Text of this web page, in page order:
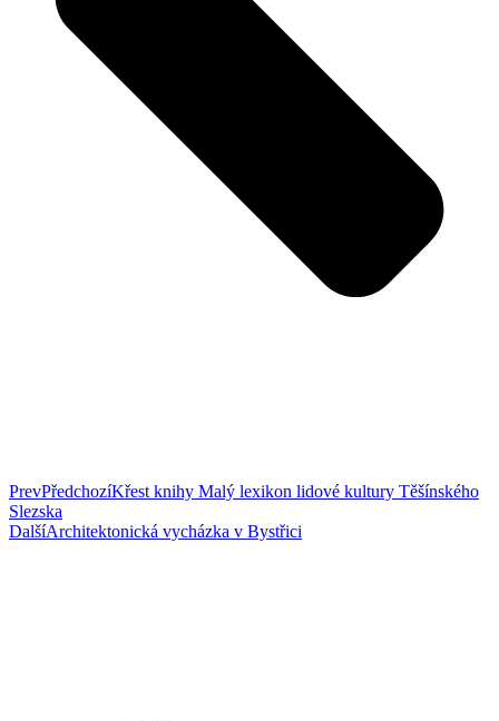
PrevPředchozíKřest knihy Malý lexikon lidové kultury Těšínského
Slezska
DalšíArchitektonická vycházka v Bystřici